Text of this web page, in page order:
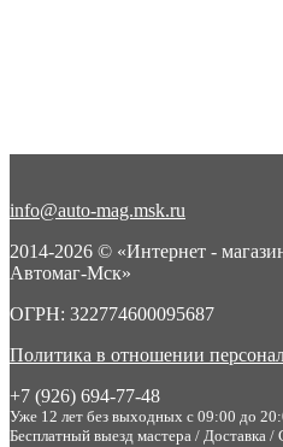
info@auto-mag.msk.ru
2014-2026 © «Интернет -
Автомаг-Мск»
ОГРН: 322774600095687
Политика в отношении
+7 (926) 694-77-48
Уже 12 лет без выходных с 09:00 до
Бесплатный выезд мастера / Доставка /